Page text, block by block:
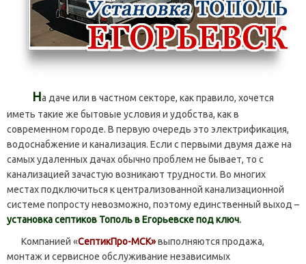
На даче или в частном секторе, как правило, хочется
иметь такие же бытовые условия и удобства, как в
современном городе. В первую очередь это электрификация,
водоснабжение и канализация. Если с первыми двумя даже на
самых удаленных дачах обычно проблем не бывает, то с
канализацией зачастую возникают трудности. Во многих
местах подключиться к централизованной канализационной
системе попросту невозможно, поэтому единственный выход –
установка септиков Тополь в Егорьевске под ключ.
Компанией «СептикПро-МСК»выполняются продажа,
монтаж и сервисное обслуживание независимых